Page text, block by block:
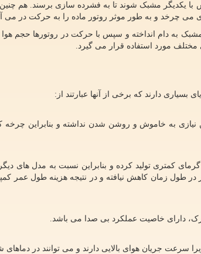
با یکدیگر مشبک شوند تا به فشرده سازی برسند. هم چنین
می چرخد و به طور موثر روتور ماده را به حرکت در می
به دام انداخته و سپس با حرکت در روتورها حجم
مورد استفاده قرار می گیرد.
دارند که برخی از آنها عبارتند از:
نیازی به خاموش و روشن شدن نداشته و بنابراین چرخه
کمتری تولید کرده و بنابراین نسبت به مدل های
زمان کاهش نیافته و در نتیجه هزینه طول عمر
دارای خاصیت عملکرد بی صدا می باشد.
سرعت جریان هوای بالایی دارند و می توانند در دماهای